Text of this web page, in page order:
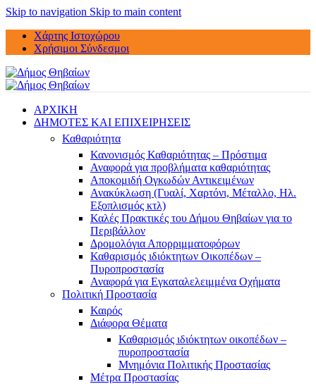
Skip to navigation Skip to main content
Χάρτης Ιστοχώρου
Χρήσιμοι Σύνδεσμοι
ΑΡΧΙΚΗ
ΔΗΜΟΤΕΣ ΚΑΙ ΕΠΙΧΕΙΡΗΣΕΙΣ
Καθαριότητα
Κανονισμός Καθαριότητας – Πρόστιμα
Αναφορά για προβλήματα καθαριότητας
Αποκομιδή Ογκωδών Αντικειμένων
Ανακύκλωση (Γυαλί, Χαρτόνι, Μέταλλο, Ηλ.
Εξοπλισμός κτλ)
Καλές Πρακτικές του Δήμου Θηβαίων για το
Περιβάλλον
Δρομολόγια Απορριμματοφόρων
Καθαρισμός ιδιόκτητων Οικοπέδων –
Πυροπροστασία
Αναφορά για Εγκαταλελειμμένα Οχήματα
Πολιτική Προστασία
Καιρός
Διάφορα Θέματα
Καθαρισμός ιδιόκτητων οικοπέδων –
πυροπροστασία
Μνημόνια Πολιτικής Προστασίας
Μέτρα Προστασίας